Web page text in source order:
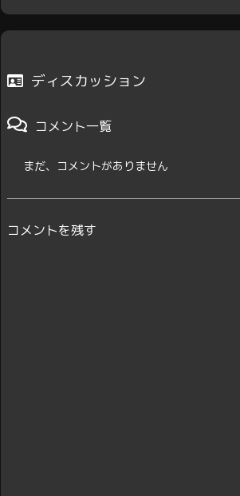
ディスカッション
コメント一覧
まだ、コメントがありません
コメントを残す